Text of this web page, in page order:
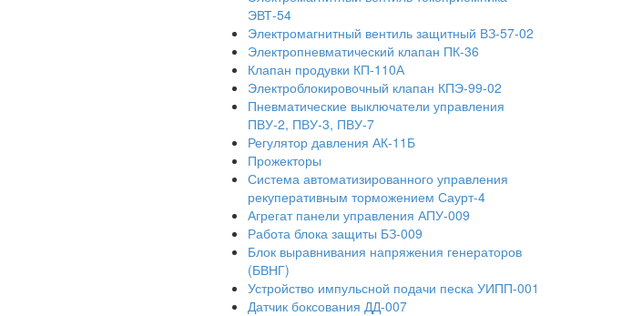
ЭВТ-54
Электромагнитный вентиль защитный ВЗ-57-02
Электропневматический клапан ПК-36
Клапан продувки КП-110А
Электроблокировочный клапан КПЭ-99-02
Пневматические выключатели управления
ПВУ-2, ПВУ-3, ПВУ-7
Регулятор давления АК-11Б
Прожекторы
Система автоматизированного управления
рекуперативным торможением Саурт-4
Агрегат панели управления АПУ-009
Работа блока защиты БЗ-009
Блок выравнивания напряжения генераторов
(БВНГ)
Устройство импульсной подачи песка УИПП-001
Датчик боксования ДД-007